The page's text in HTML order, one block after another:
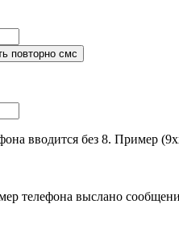
вводится без 8. Пример
телефона выслано